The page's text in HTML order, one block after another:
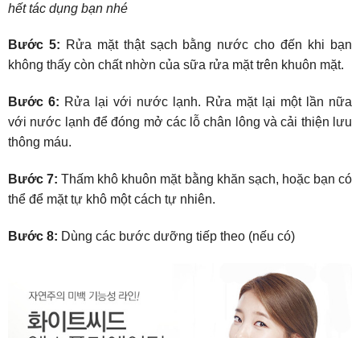
hết tác dụng bạn nhé
Bước 5: Rửa mặt thật sạch bằng nước cho đến khi bạn
không thấy còn chất nhờn của sữa rửa mặt trên khuôn mặt.
Bước 6: Rửa lại với nước lạnh. Rửa mặt lại một lần nữa
với nước lạnh để đóng mở các lỗ chân lông và cải thiện lưu
thông máu.
Bước 7: Thấm khô khuôn mặt bằng khăn sạch, hoặc bạn có
thể để mặt tự khô một cách tự nhiên.
Bước 8: Dùng các bước dưỡng tiếp theo (nếu có)